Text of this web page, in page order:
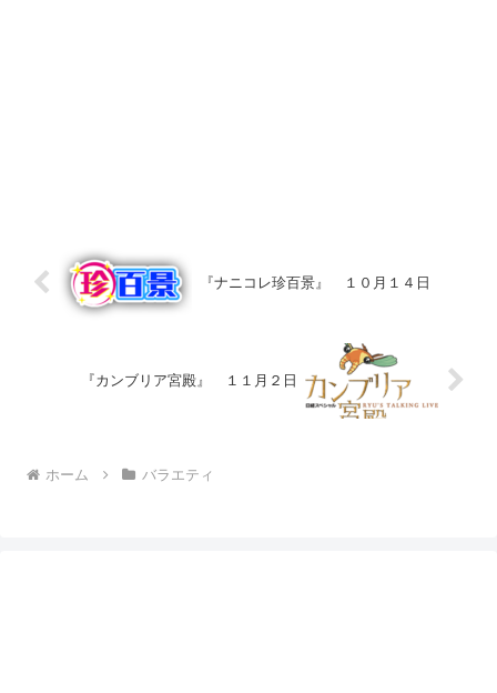
『ナニコレ珍百景』 １０月１４日
『カンブリア宮殿』 １１月２日
ホーム バラエティ